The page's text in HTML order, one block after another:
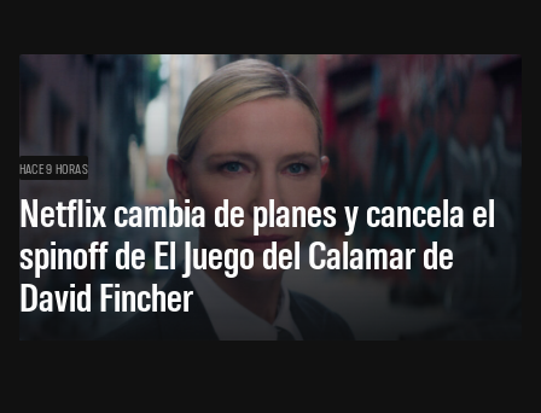
HACE 9 HORAS
Netflix cambia de planes y cancela el
spinoff de El Juego del Calamar de
David Fincher